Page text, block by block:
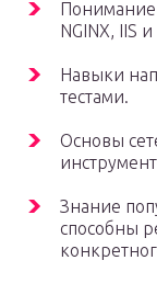
Понимание
NGINX, IIS
Навыки
тестами.
Основы
Знание
способны